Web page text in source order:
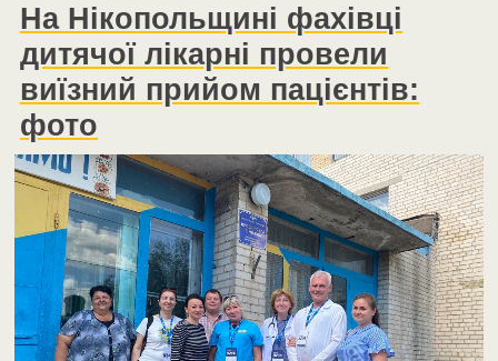
На Нікопольщині фахівці
дитячої лікарні провели
виїзний прийом пацієнтів:
фото